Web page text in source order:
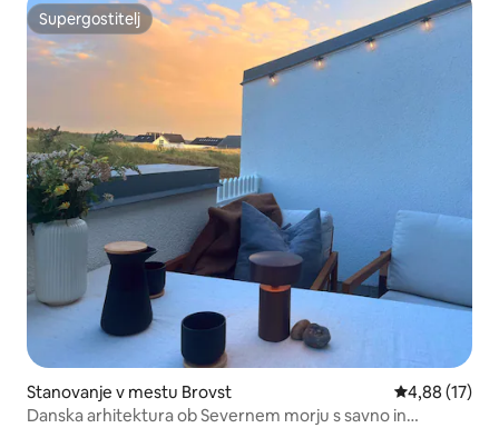
Supergostitelj
Supergostitelj
Stanovanje v mestu Brovst Povprečna
4,88 (17)
Danska arhitektura ob Severnem morju s savno in